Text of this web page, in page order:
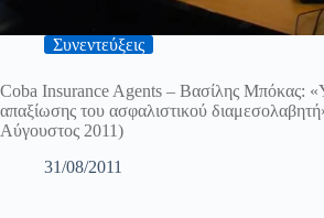
Συνεντεύξεις
Coba Insurance Agents – Βασίλης Μπόκας:
απαξίωσης του ασφαλιστικού
Αύγουστος 2011)
31/08/2011